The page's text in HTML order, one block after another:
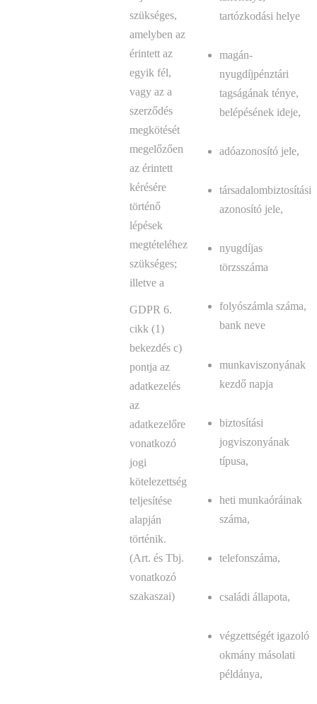
szükséges,
amelyben az
érintett az
egyik fél,
vagy az a
szerződés
megkötését
megelőzően
az érintett
kérésére
történő
lépések
megtételéhez
szükséges;
illetve a
GDPR 6.
cikk (1)
bekezdés c)
pontja az
adatkezelés
az
adatkezelőre
vonatkozó
jogi
kötelezettség
teljesítése
alapján
történik.
(Art. és Tbj.
vonatkozó
szakaszai)
tartózkodási helye
magán-
nyugdíjpénztári
tagságának ténye,
belépésének ideje,
adóazonosító jele,
társadalombiztosítási
azonosító jele,
nyugdíjas
törzsszáma
folyószámla száma,
bank neve
munkaviszonyának
kezdő napja
biztosítási
jogviszonyának
típusa,
heti munkaóráinak
száma,
telefonszáma,
családi állapota,
végzettségét igazoló
okmány másolati
példánya,